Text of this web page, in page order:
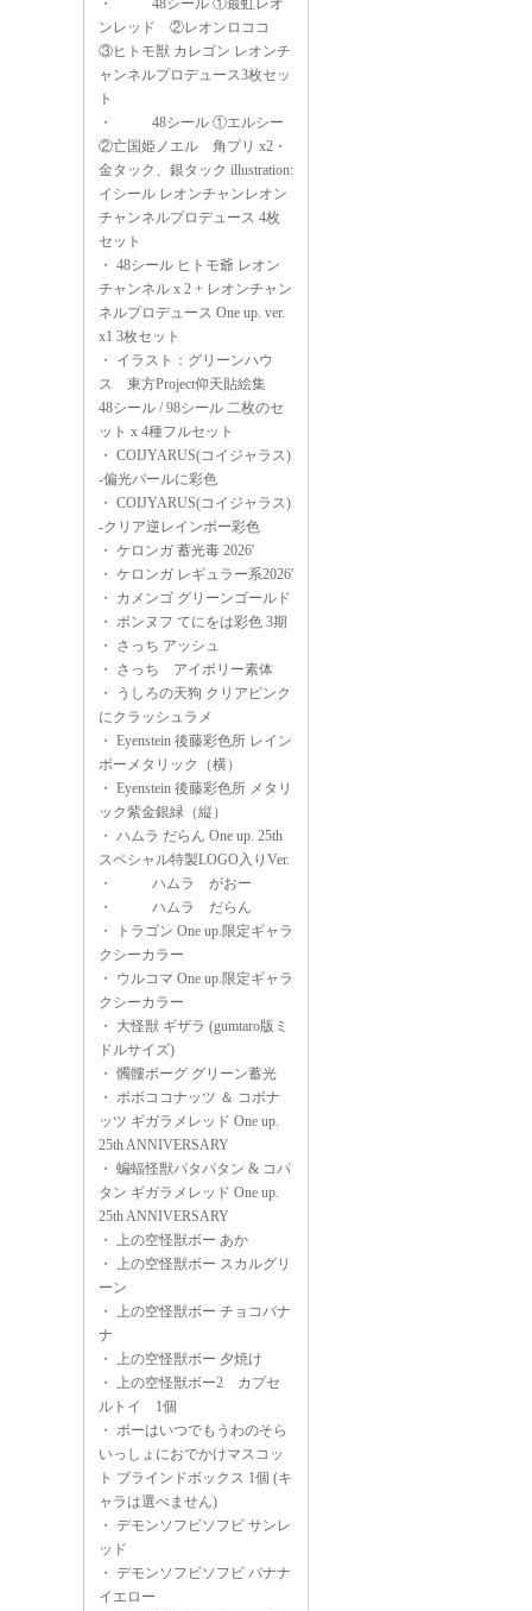
・
48シール ①最虹レオ
ンレッド ②レオンロココ
③ヒトモ獣 カレゴン レオンチ
ャンネルプロデュース3枚セッ
ト
・
48シール ①エルシー
②亡国姫ノエル 角プリ x2・
金タック、銀タック illustration:
イシール レオンチャンレオン
チャンネルプロデュース 4枚
セット
・ 48シール ヒトモ爺 レオン
チャンネル x 2 + レオンチャン
ネルプロデュース One up. ver.
x1 3枚セット
・ イラスト：グリーンハウ
ス 東方Project仰天貼絵集
48シール / 98シール 二枚のセ
ット x 4種フルセット
・ COIJYARUS(コイジャラス)
-偏光パールに彩色
・ COIJYARUS(コイジャラス)
-クリア逆レインボー彩色
・ ケロンガ 蓄光毒 2026'
・ ケロンガ レギュラー系2026'
・ カメンゴ グリーンゴールド
・ ポンヌフ てにをは彩色 3期
・ さっち アッシュ
・ さっち アイボリー素体
・
うしろの天狗 クリアピンク
にクラッシュラメ
・ Eyenstein 後藤彩色所 レイン
ボーメタリック（横）
・ Eyenstein 後藤彩色所 メタリ
ック紫金銀緑（縦）
・ ハムラ だらん One up. 25th
スペシャル特製LOGO入りVer.
・
ハムラ がおー
・
ハムラ だらん
・
トラゴン One up.限定ギャラ
クシーカラー
・ ウルコマ One up.限定ギャラ
クシーカラー
・ 大怪獣 ギザラ (gumtaro版ミ
ドルサイズ)
・ 髑髏ボーグ グリーン蓄光
・ ボボココナッツ ＆ コボナ
ッツ ギガラメレッド One up.
25th ANNIVERSARY
・ 蝙蝠怪獣パタパタン & コパ
タン ギガラメレッド One up.
25th ANNIVERSARY
・ 上の空怪獣ボー あか
・ 上の空怪獣ボー スカルグリ
ーン
・ 上の空怪獣ボー チョコバナ
ナ
・ 上の空怪獣ボー 夕焼け
・ 上の空怪獣ボー2 カプセ
ルトイ 1個
・ ボーはいつでもうわのそら
いっしょにおでかけマスコッ
ト ブラインドボックス 1個 (キ
ャラは選べません)
・ デモンソフビソフビ サンレ
ッド
・ デモンソフビソフビ バナナ
イエロー